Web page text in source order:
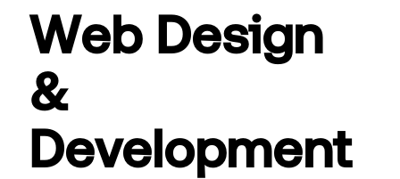
Web Design
&
Development